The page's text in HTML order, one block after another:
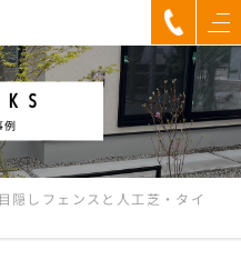
例
隠しフェンスと人工芝・タイ